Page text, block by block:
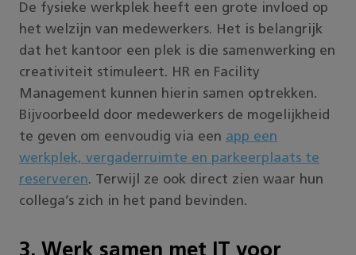
De fysieke werkplek heeft een grote invloed op
het welzijn van medewerkers. Het is belangrijk
dat het kantoor een plek is die samenwerking en
creativiteit stimuleert. HR en Facility
Management kunnen hierin samen optrekken.
Bijvoorbeeld door medewerkers de mogelijkheid
te geven om eenvoudig via een app een
werkplek, vergaderruimte en parkeerplaats te
reserveren. Terwijl ze ook direct zien waar hun
collega’s zich in het pand bevinden.